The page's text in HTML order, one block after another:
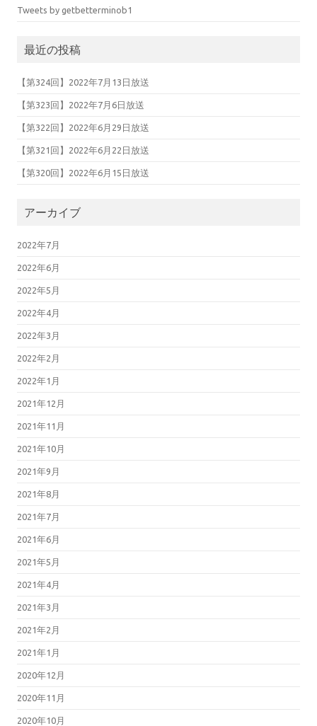
Tweets by getbetterminob1
最近の投稿
【第324回】2022年7月13日放送
【第323回】2022年7月6日放送
【第322回】2022年6月29日放送
【第321回】2022年6月22日放送
【第320回】2022年6月15日放送
アーカイブ
2022年7月
2022年6月
2022年5月
2022年4月
2022年3月
2022年2月
2022年1月
2021年12月
2021年11月
2021年10月
2021年9月
2021年8月
2021年7月
2021年6月
2021年5月
2021年4月
2021年3月
2021年2月
2021年1月
2020年12月
2020年11月
2020年10月